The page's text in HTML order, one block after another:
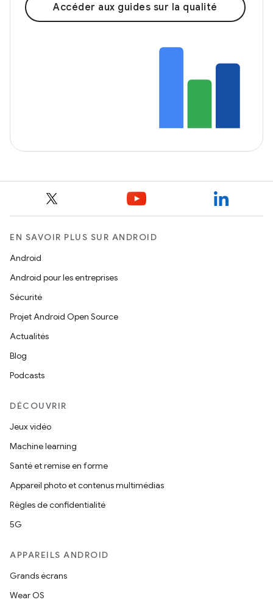
Accéder aux guides sur la qualité
EN SAVOIR PLUS SUR ANDROID
Android
Android pour les entreprises
Sécurité
Projet Android Open Source
Actualités
Blog
Podcasts
DÉCOUVRIR
Jeux vidéo
Machine learning
Santé et remise en forme
Appareil photo et contenus multimédias
Règles de confidentialité
5G
APPAREILS ANDROID
Grands écrans
Wear OS